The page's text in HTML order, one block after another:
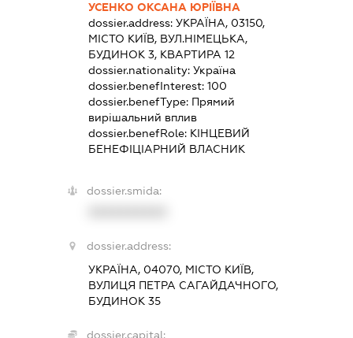
УСЕНКО ОКСАНА ЮРІЇВНА
dossier.address:УКРАЇНА, 03150,
МІСТО КИЇВ, ВУЛ.НІМЕЦЬКА,
БУДИНОК 3, КВАРТИРА 12
dossier.nationality:Україна
dossier.benefInterest:100
dossier.benefType: Прямий
вирішальний вплив
dossier.benefRole: КІНЦЕВИЙ
БЕНЕФІЦІАРНИЙ ВЛАСНИК
dossier.smida:
dossier.address:
УКРАЇНА, 04070, МІСТО КИЇВ,
ВУЛИЦЯ ПЕТРА САГАЙДАЧНОГО,
БУДИНОК 35
dossier.capital: